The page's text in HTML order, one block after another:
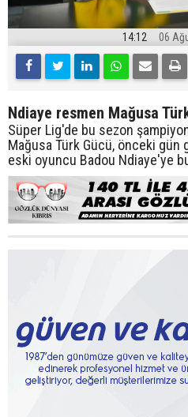
14:12 06
Ndiaye resmen Mağusa
Süper Lig'de bu sezon
Mağusa Türk Gücü, önceki gün
eski oyuncu Badou Ndiaye'ye